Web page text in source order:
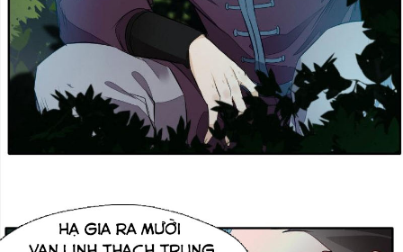
Hệ Thống
Kinh Dị
Lịch Sử
Mạt Thế
Ngôn Tình
Truyện AI